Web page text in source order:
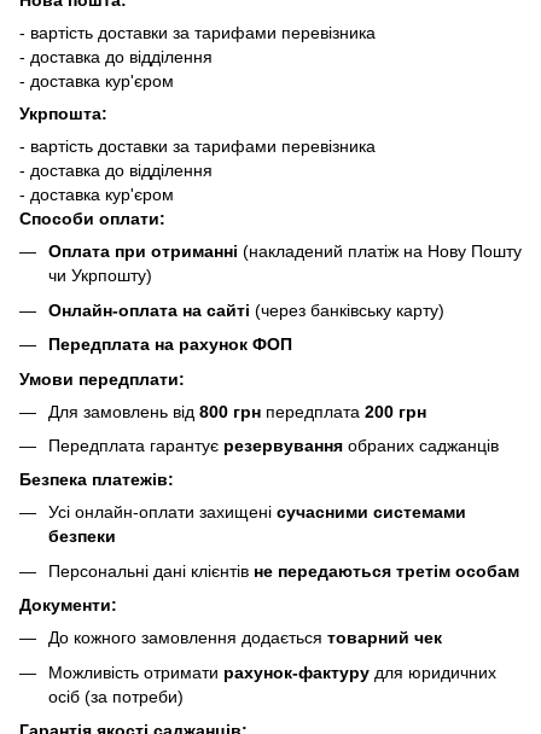
- вартість доставки за тарифами перевізника
- доставка до відділення
- доставка кур'єром
Укрпошта:
- вартість доставки за тарифами перевізника
- доставка до відділення
- доставка кур'єром
Способи оплати:
Оплата при отриманні (накладений платіж на Нову Пошту
чи Укрпошту)
Онлайн-оплата на сайті (через банківську карту)
Передплата на рахунок ФОП
Умови передплати:
Для замовлень від 800 грн передплата 200 грн
Передплата гарантує резервування обраних саджанців
Безпека платежів:
Усі онлайн-оплати захищені сучасними системами
безпеки
Персональні дані клієнтів не передаються третім особам
Документи:
До кожного замовлення додається товарний чек
Можливість отримати рахунок-фактуру для юридичних
осіб (за потреби)